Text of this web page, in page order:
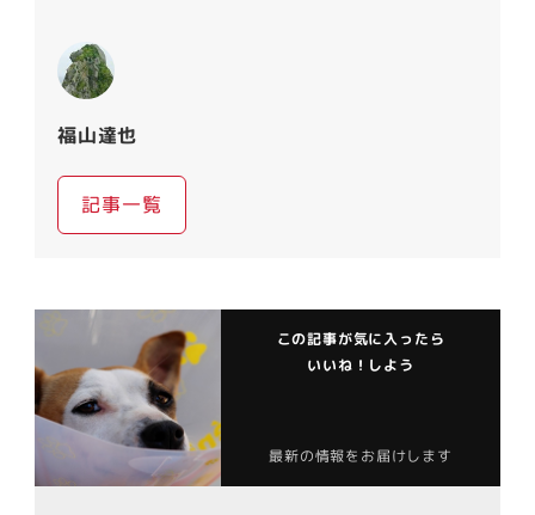
福山達也
記事一覧
この記事が気に入ったら
いいね！しよう
最新の情報をお届けします